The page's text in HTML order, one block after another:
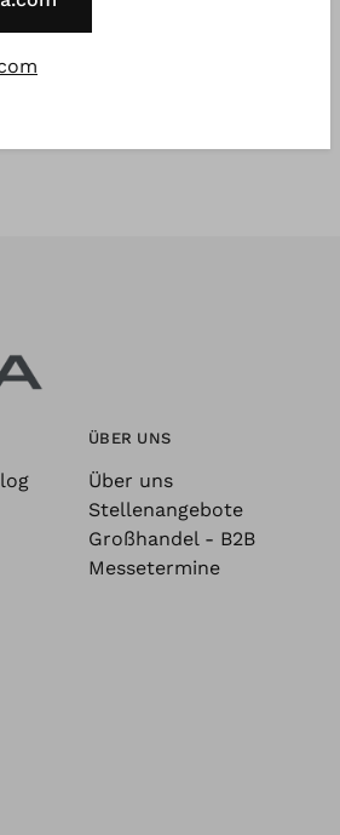
Mischung mit
ÜBER UNS
Über uns
Stellenangebote
Großhandel - B2B
Messetermine